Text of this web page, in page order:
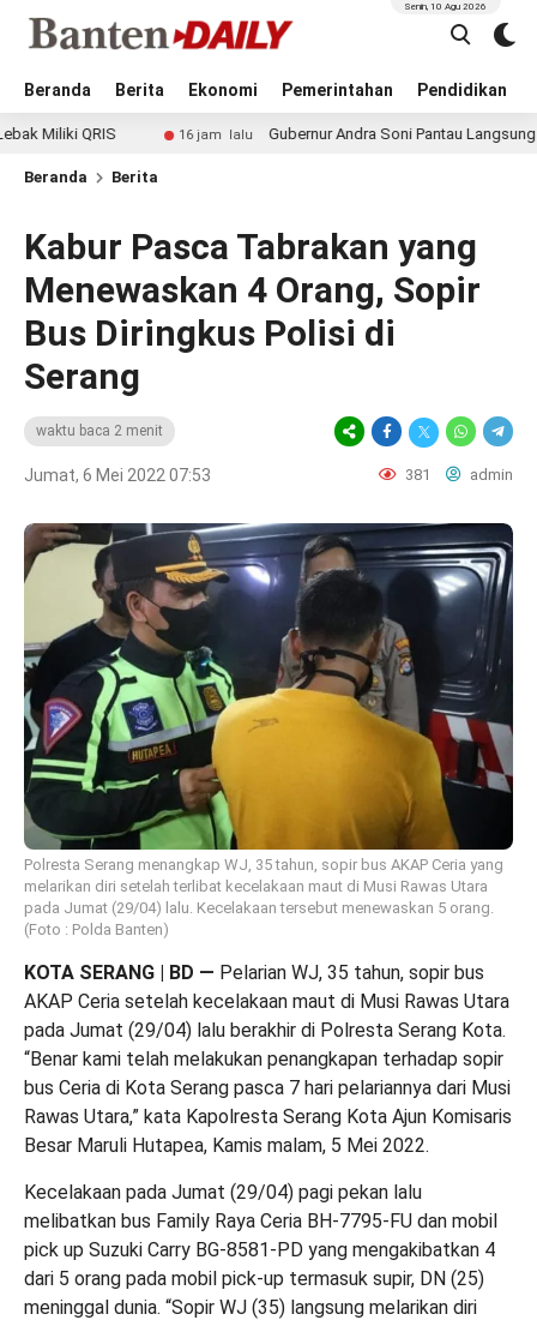
Beranda Berita Ekonomi Pemerintahan Pendidikan
Senin, 10 Agu 2026
16 jam lalu Gubernur Andra Soni Pantau Langsung CKG di
Beranda Berita
Kabur Pasca Tabrakan yang
Menewaskan 4 Orang, Sopir
Bus Diringkus Polisi di
Serang
waktu baca 2 menit
Jumat, 6 Mei 2022 07:53 381 admin
Polresta Serang menangkap WJ, 35 tahun, sopir bus AKAP Ceria yang
melarikan diri setelah terlibat kecelakaan maut di Musi Rawas Utara
pada Jumat (29/04) lalu. Kecelakaan tersebut menewaskan 5 orang.
(Foto : Polda Banten)
KOTA SERANG | BD — Pelarian WJ, 35 tahun, sopir bus
AKAP Ceria setelah kecelakaan maut di Musi Rawas Utara
pada Jumat (29/04) lalu berakhir di Polresta Serang Kota.
“Benar kami telah melakukan penangkapan terhadap sopir
bus Ceria di Kota Serang pasca 7 hari pelariannya dari Musi
Rawas Utara,” kata Kapolresta Serang Kota Ajun Komisaris
Besar Maruli Hutapea, Kamis malam, 5 Mei 2022.
Kecelakaan pada Jumat (29/04) pagi pekan lalu
melibatkan bus Family Raya Ceria BH-7795-FU dan mobil
pick up Suzuki Carry BG-8581-PD yang mengakibatkan 4
dari 5 orang pada mobil pick-up termasuk supir, DN (25)
meninggal dunia. “Sopir WJ (35) langsung melarikan diri